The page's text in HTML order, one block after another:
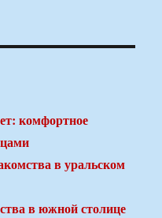
комфортное
в уральском
в южной столице